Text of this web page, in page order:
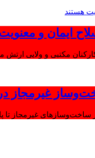
ایمان و
غیرمجاز تا